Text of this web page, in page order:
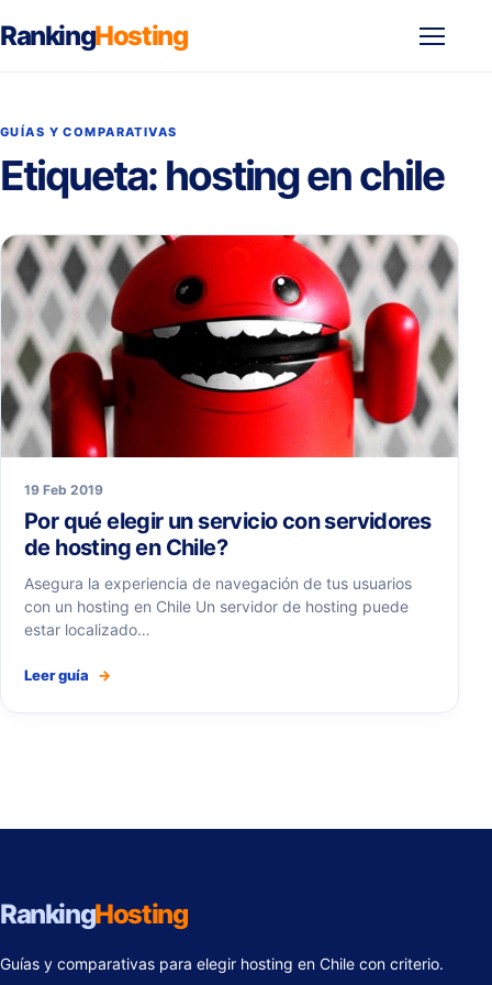
RankingHosting
GUÍAS Y COMPARATIVAS
Etiqueta: hosting en chile
19 Feb 2019
Por qué elegir un servicio con servidores
de hosting en Chile?
Asegura la experiencia de navegación de tus usuarios
con un hosting en Chile Un servidor de hosting puede
estar localizado…
Leer guía →
RankingHosting
Guías y comparativas para elegir hosting en Chile con criterio.